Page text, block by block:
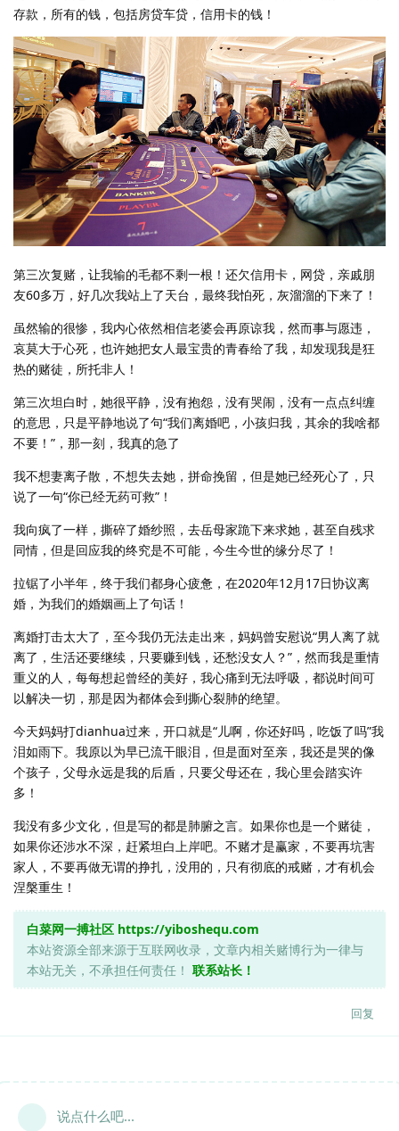
存款，所有的钱，包括房贷车贷，信用卡的钱！
第三次复赌，让我输的毛都不剩一根！还欠信用卡，网贷，亲戚朋
友60多万，好几次我站上了天台，最终我怕死，灰溜溜的下来了！
虽然输的很惨，我内心依然相信老婆会再原谅我，然而事与愿违，
哀莫大于心死，也许她把女人最宝贵的青春给了我，却发现我是狂
热的赌徒，所托非人！
第三次坦白时，她很平静，没有抱怨，没有哭闹，没有一点点纠缠
的意思，只是平静地说了句“我们离婚吧，小孩归我，其余的我啥都
不要！”，那一刻，我真的急了
我不想妻离子散，不想失去她，拼命挽留，但是她已经死心了，只
说了一句“你已经无药可救”！
我向疯了一样，撕碎了婚纱照，去岳母家跪下来求她，甚至自残求
同情，但是回应我的终究是不可能，今生今世的缘分尽了！
拉锯了小半年，终于我们都身心疲惫，在2020年12月17日协议离
婚，为我们的婚姻画上了句话！
离婚打击太大了，至今我仍无法走出来，妈妈曾安慰说“男人离了就
离了，生活还要继续，只要赚到钱，还愁没女人？”，然而我是重情
重义的人，每每想起曾经的美好，我心痛到无法呼吸，都说时间可
以解决一切，那是因为都体会到撕心裂肺的绝望。
今天妈妈打dianhua过来，开口就是“儿啊，你还好吗，吃饭了吗”我
泪如雨下。我原以为早已流干眼泪，但是面对至亲，我还是哭的像
个孩子，父母永远是我的后盾，只要父母还在，我心里会踏实许
多！
我没有多少文化，但是写的都是肺腑之言。如果你也是一个赌徒，
如果你还涉水不深，赶紧坦白上岸吧。不赌才是赢家，不要再坑害
家人，不要再做无谓的挣扎，没用的，只有彻底的戒赌，才有机会
涅槃重生！
白菜网一搏社区 https://yiboshequ.com
本站资源全部来源于互联网收录，文章内相关赌博行为一律与
本站无关，不承担任何责任！ 联系站长！
回复
说点什么吧...